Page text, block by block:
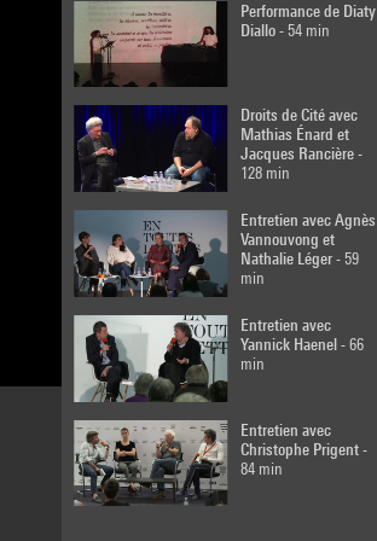
Performance de Diaty
Diallo- 54 min
Droits de Cité avec
Mathias Énard et
Jacques Rancière-
128 min
Entretien avec Agnès
Vannouvong et
Nathalie Léger- 59
min
Entretien avec
Yannick Haenel- 66
min
Entretien avec
Christophe Prigent-
84 min